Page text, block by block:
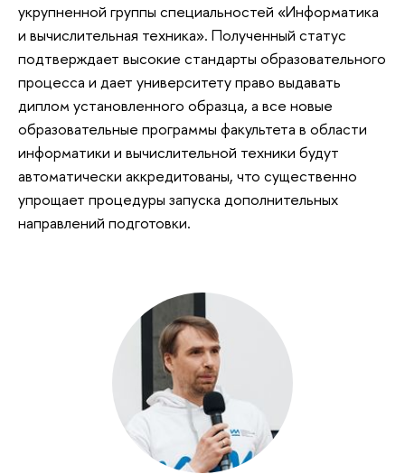
укрупненной группы специальностей «Информатика
и вычислительная техника». Полученный статус
подтверждает высокие стандарты образовательного
процесса и дает университету право выдавать
диплом установленного образца, а все новые
образовательные программы факультета в области
информатики и вычислительной техники будут
автоматически аккредитованы, что существенно
упрощает процедуры запуска дополнительных
направлений подготовки.